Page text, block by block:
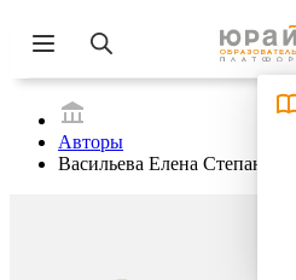
Авторы
Васильева Елена Степановна